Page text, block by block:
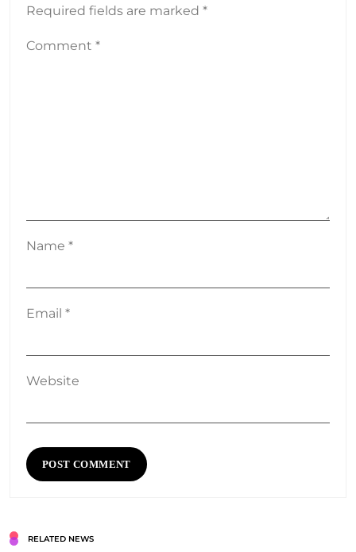
Required fields are marked *
Comment *
Name *
Email *
Website
RELATED NEWS